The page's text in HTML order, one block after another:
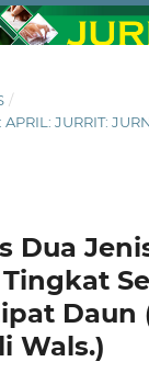
/
APRIL: JURRIT:
Dua
Daun
Wals.)